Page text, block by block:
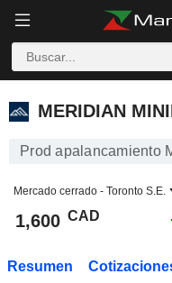
MERIDIAN MINING
MERIDIAN
Prod apalancamiento
Mercado cerrado - Toronto S.E.
1,600 CAD
Resumen